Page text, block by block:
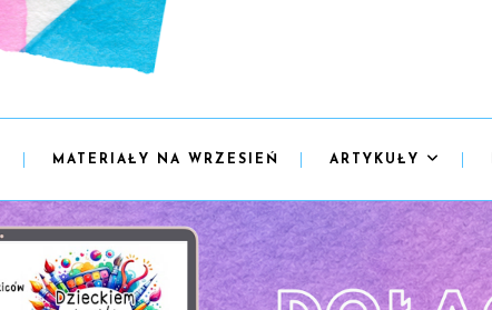
MATERIAŁY NA WRZESIEŃ ARTYKUŁY